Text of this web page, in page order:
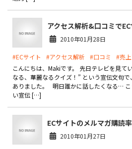
導入事例
お役立ち記事
03-6432-
電話受付：平日
お問い合わ
アクセス解析&口コミで
2010年01月28日
#ECサイト #アクセス解析 #口コミ
#売
こんにちは、Makiです。 先日テレビを見て
なる、華麗なるクイズ！” という宣伝文句
ありました。 明日誰かに話したくなる… こ
い宣伝 […]
ECサイトのメルマガ購読
2010年01月27日